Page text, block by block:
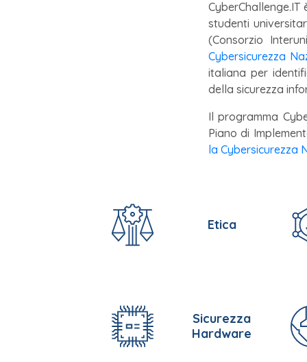
studenti
(Consorzio
Cybersicurezza
italiana per
della sicurezza
Il programma
Piano di
la Cybersicurezza
Etica
Sicurezza
Hardware